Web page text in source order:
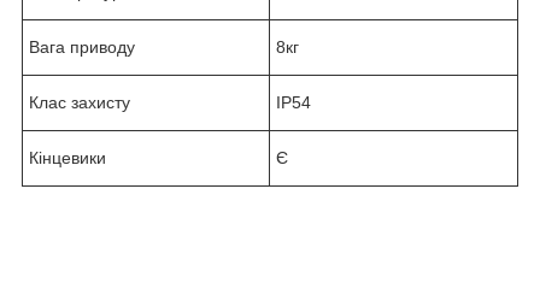
Вага приводу 8кг
Клас захисту IP54
Кінцевики Є